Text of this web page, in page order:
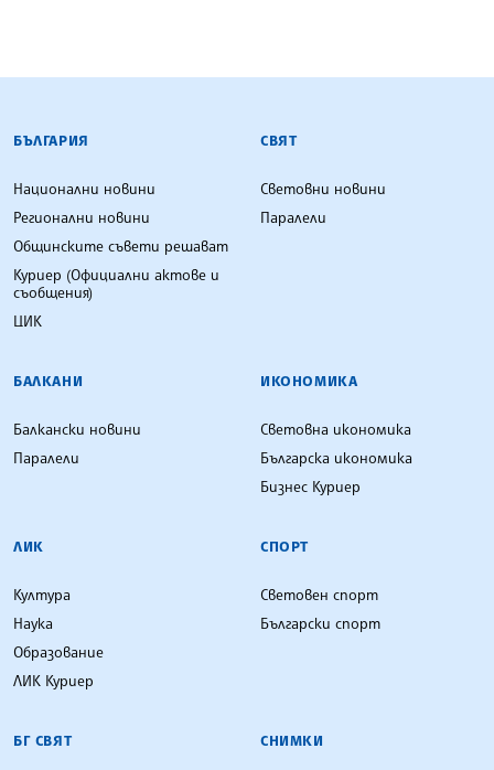
БЪЛГАРСКА ТЕЛЕГРАФНА АГЕНЦИЯ
БЪЛГАРИЯ
Национални новини
Регионални новини
Общинските съвети решават
Куриер (Официални актове и
съобщения)
ЦИК
СВЯТ
Световни новини
Паралели
БАЛКАНИ
Балкански новини
Паралели
ИКОНОМИКА
Световна икономика
Българска икономика
Бизнес Куриер
ЛИК
Култура
Наука
Образование
ЛИК Куриер
СПОРТ
Световен спорт
Български спорт
БГ СВЯТ СНИМКИ